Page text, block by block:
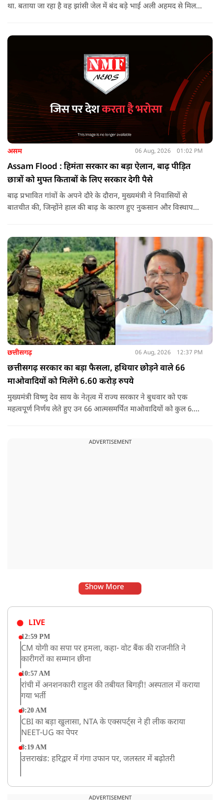
था. बताया जा रहा है वह झांसी जेल में बंद बड़े भाई अली अहमद से मिलने
असम 06 Aug, 2026 01:02 PM
Assam Flood : हिमंता सरकार का बड़ा ऐलान, बाढ़ पीड़ित
छात्रों को मुफ्त किताबों के लिए सरकार देगी पैसे
बाढ़ प्रभावित गांवों के अपने दौरे के दौरान, मुख्यमंत्री ने निवासियों से
बातचीत की, जिन्होंने हाल की बाढ़ के कारण हुए नुकसान और विस्थापन
छत्तीसगढ़ 06 Aug, 2026 12:37 PM
छत्तीसगढ़ सरकार का बड़ा फैसला, हथियार छोड़ने वाले 66
माओवादियों को मिलेंगे 6.60 करोड़ रुपये
मुख्यमंत्री विष्णु देव साय के नेतृत्व में राज्य सरकार ने बुधवार को एक
महत्वपूर्ण निर्णय लेते हुए उन 66 आत्मसमर्पित माओवादियों को कुल 6.60
ADVERTISEMENT
Show More
LIVE
12:59 PM
CM योगी का सपा पर हमला, कहा- वोट बैंक की राजनीति ने
कारीगरों का सम्मान छीना
10:57 AM
रांची में अनशनकारी राहुल की तबीयत बिगड़ी! अस्पताल में कराया
गया भर्ती
9:20 AM
CBI का बड़ा खुलासा, NTA के एक्सपर्ट्स ने ही लीक कराया
NEET-UG का पेपर
8:19 AM
उत्तराखंड: हरिद्वार में गंगा उफान पर, जलस्तर में बढ़ोतरी
UP: लखनऊ में चलती कार में लगी आग, युवक की जिंदा जलकर
ADVERTISEMENT